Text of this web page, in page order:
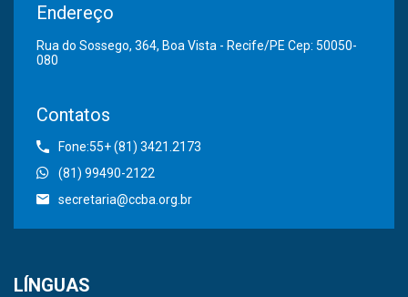
Endereço
Rua do Sossego, 364, Boa Vista - Recife/PE Cep: 50050-
080
Contatos
Fone:55+ (81) 3421.2173
(81) 99490-2122
secretaria@ccba.org.br
LÍNGUAS